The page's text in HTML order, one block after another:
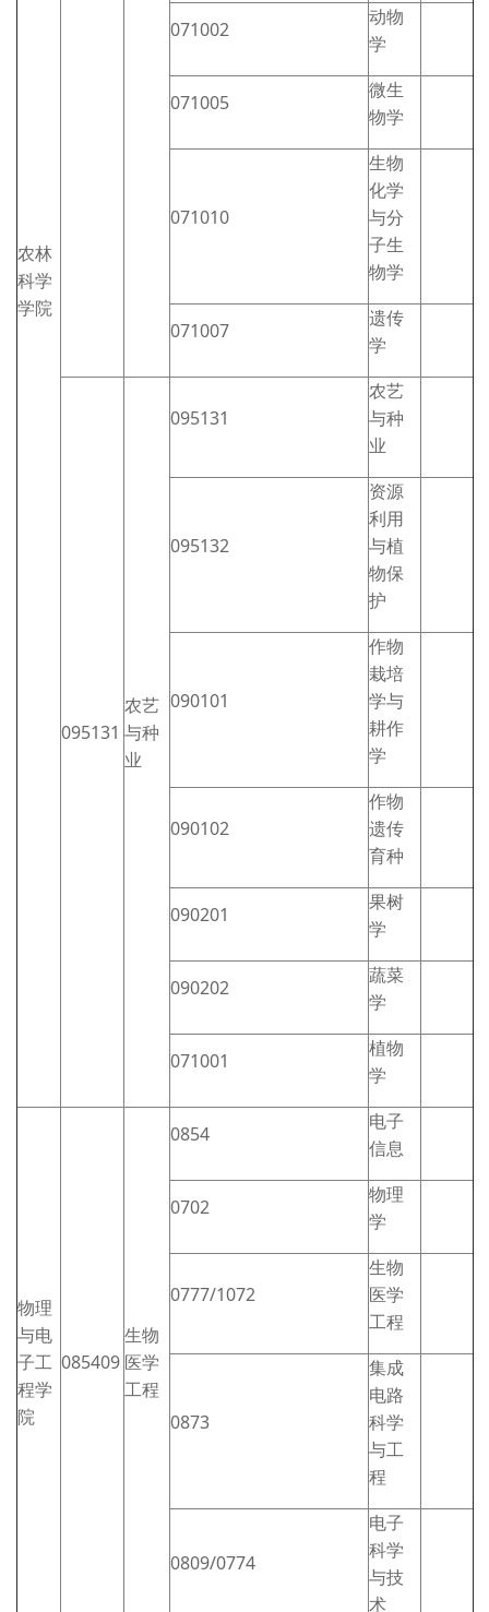
农林
科学
学院
071002
动物
学
071005
微生
物学
071010
生物
化学
与分
子生
物学
071007
遗传
学
095131
农艺
与种
业
095131
农艺
与种
业
095132
资源
利用
与植
物保
护
090101
作物
栽培
学与
耕作
学
090102
作物
遗传
育种
090201
果树
学
090202
蔬菜
学
071001
植物
学
物理
与电
子工
程学
院
085409
生物
医学
工程
0854
电子
信息
0702
物理
学
0777/1072
生物
医学
工程
0873
集成
电路
科学
与工
程
0809/0774
电子
科学
与技
术